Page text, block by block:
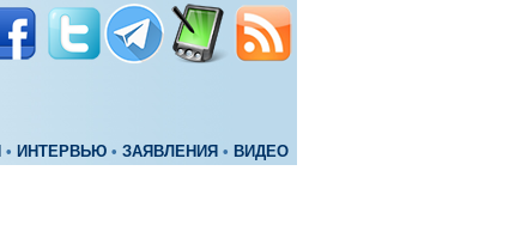
• ИНТЕРВЬЮ • ЗАЯВЛЕНИЯ • ВИДЕО